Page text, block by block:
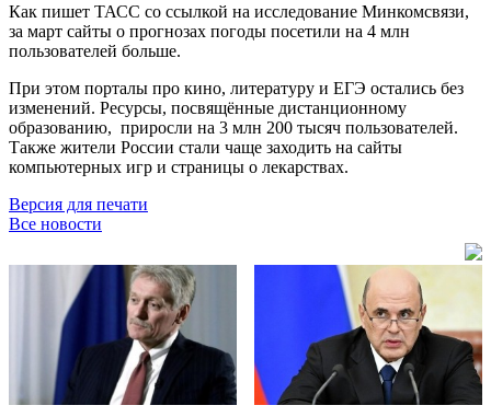
Как пишет ТАСС со ссылкой на исследование Минкомсвязи,
за март сайты о прогнозах погоды посетили на 4 млн
пользователей больше.
При этом порталы про кино, литературу и ЕГЭ остались без
изменений. Ресурсы, посвящённые дистанционному
образованию, приросли на 3 млн 200 тысяч пользователей.
Также жители России стали чаще заходить на сайты
компьютерных игр и страницы о лекарствах.
Версия для печати
Все новости